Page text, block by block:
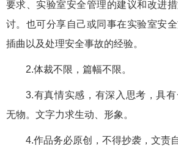
要求、实验室安全管理的建议和改进
讨。也可分享自己或同事在实验室安
插曲以及处理安全事故的经验。
2.体裁不限，篇幅不限。
3.有真情实感，有深入思考，具
无物。文字力求生动、形象。
4.作品务必原创，不得抄袭，文责自